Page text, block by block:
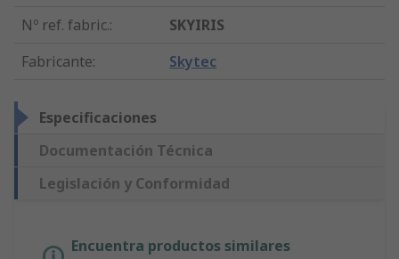
Nº ref. fabric.:
SKYIRIS
Fabricante: Skytec
Especificaciones
Documentación Técnica
Legislación y Conformidad
Encuentra productos similares